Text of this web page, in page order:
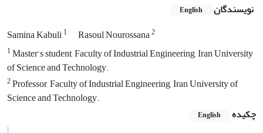
نویسندگان English
Samina Kabuli1 Rasoul Nourossana2
1Master's student, Faculty of Industrial Engineering, Iran University
of Science and Technology.
2Professor, Faculty of Industrial Engineering, Iran University of
Science and Technology.
چکیده
English